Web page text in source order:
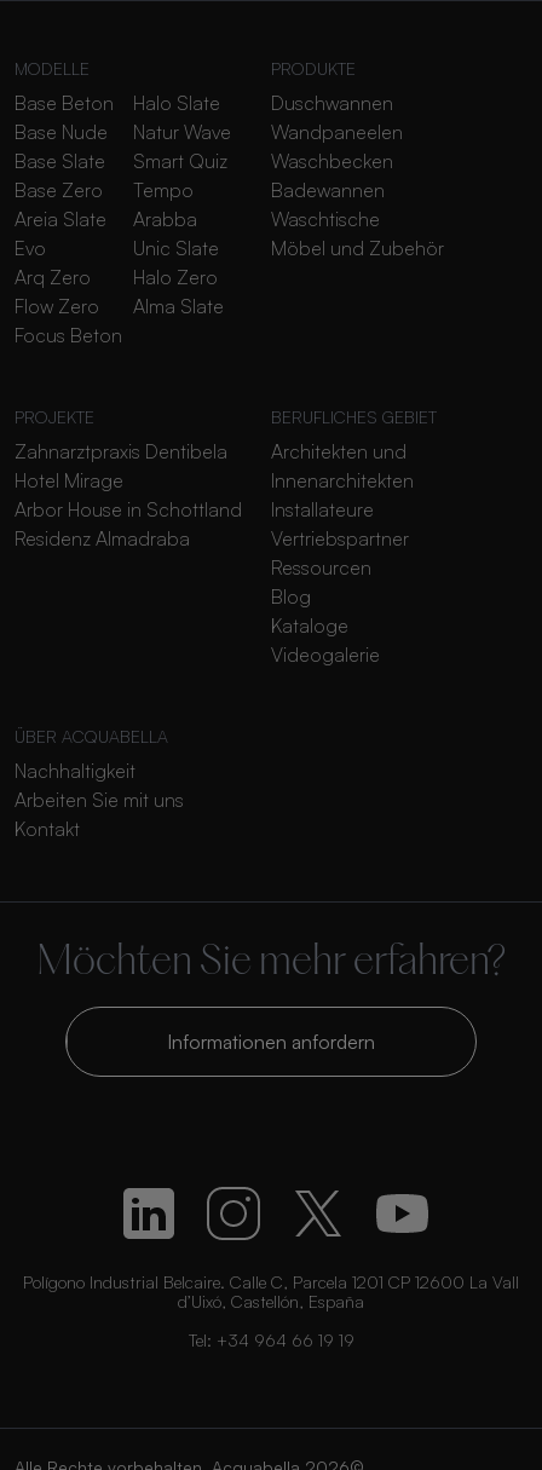
MODELLE
Base Beton
Base Nude
Base Slate
Base Zero
Areia Slate
Evo
Arq Zero
Flow Zero
Focus Beton
Halo Slate
Natur Wave
Smart Quiz
Tempo
Arabba
Unic Slate
Halo Zero
Alma Slate
PRODUKTE
Duschwannen
Wandpaneelen
Waschbecken
Badewannen
Waschtische
Möbel und Zubehör
PROJEKTE
Zahnarztpraxis Dentibela
Hotel Mirage
Arbor House in Schottland
Residenz Almadraba
BERUFLICHES GEBIET
Architekten und
Innenarchitekten
Installateure
Vertriebspartner
Ressourcen
Blog
Kataloge
Videogalerie
ÜBER ACQUABELLA
Nachhaltigkeit
Arbeiten Sie mit uns
Kontakt
Möchten Sie mehr erfahren?
Informationen anfordern
Polígono Industrial Belcaire. Calle C, Parcela 1201 CP 12600 La Vall
d’Uixó, Castellón, España
Tel: +34 964 66 19 19